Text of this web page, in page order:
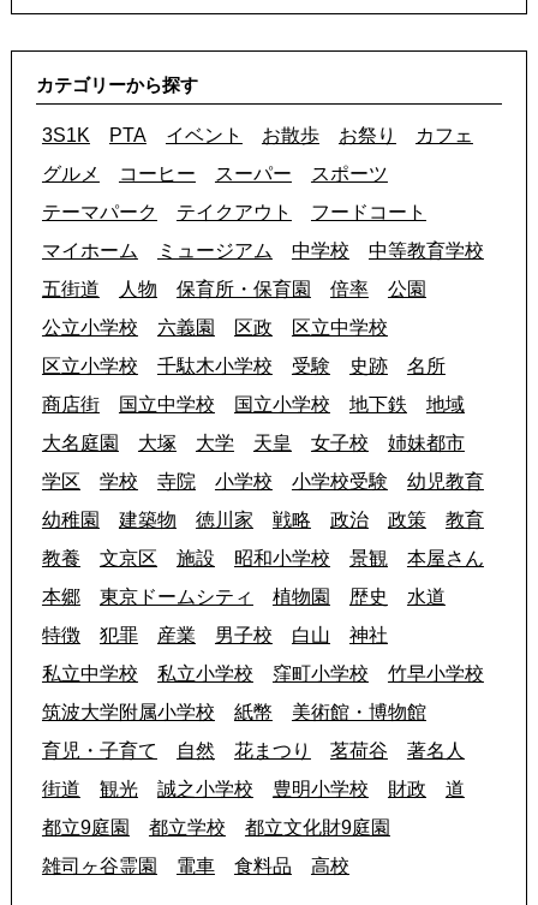
カテゴリーから探す
3S1K PTA イベント お散歩 お祭り
カフェ
グルメ
コーヒー スーパー
スポーツ
テーマパーク
テイクアウト
フードコート
マイホーム
ミュージアム 中学校
中等教育学校
五街道
人物 保育所・保育園 倍率
公園
公立小学校
六義園 区政
区立中学校
区立小学校
千駄木小学校 受験 史跡
名所
商店街
国立中学校 国立小学校 地下鉄
地域
大名庭園
大塚 大学 天皇 女子校
姉妹都市
学区
学校 寺院 小学校 小学校受験
幼児教育
幼稚園
建築物 徳川家 戦略 政治 政策
教育
教養
文京区 施設 昭和小学校 景観
本屋さん
本郷
東京ドームシティ 植物園 歴史
水道
特徴
犯罪 産業 男子校 白山
神社
私立中学校
私立小学校 窪町小学校
竹早小学校
筑波大学附属小学校
紙幣
美術館・博物館
育児・子育て
自然 花まつり 茗荷谷
著名人
街道
観光 誠之小学校 豊明小学校 財政
道
都立9庭園
都立学校
都立文化財9庭園
雑司ヶ谷霊園
電車 食料品 高校